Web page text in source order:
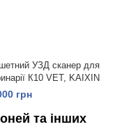
УЗД сканер для
ветеринарії К10 VET, KAIXIN
грн
та інших